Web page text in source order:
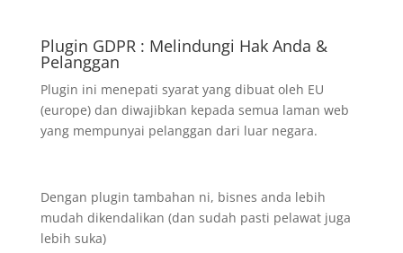
Plugin GDPR : Melindungi Hak Anda &
Pelanggan
Plugin ini menepati syarat yang dibuat oleh EU
(europe) dan diwajibkan kepada semua laman web
yang mempunyai pelanggan dari luar negara.
Dengan plugin tambahan ni, bisnes anda lebih
mudah dikendalikan (dan sudah pasti pelawat juga
lebih suka)